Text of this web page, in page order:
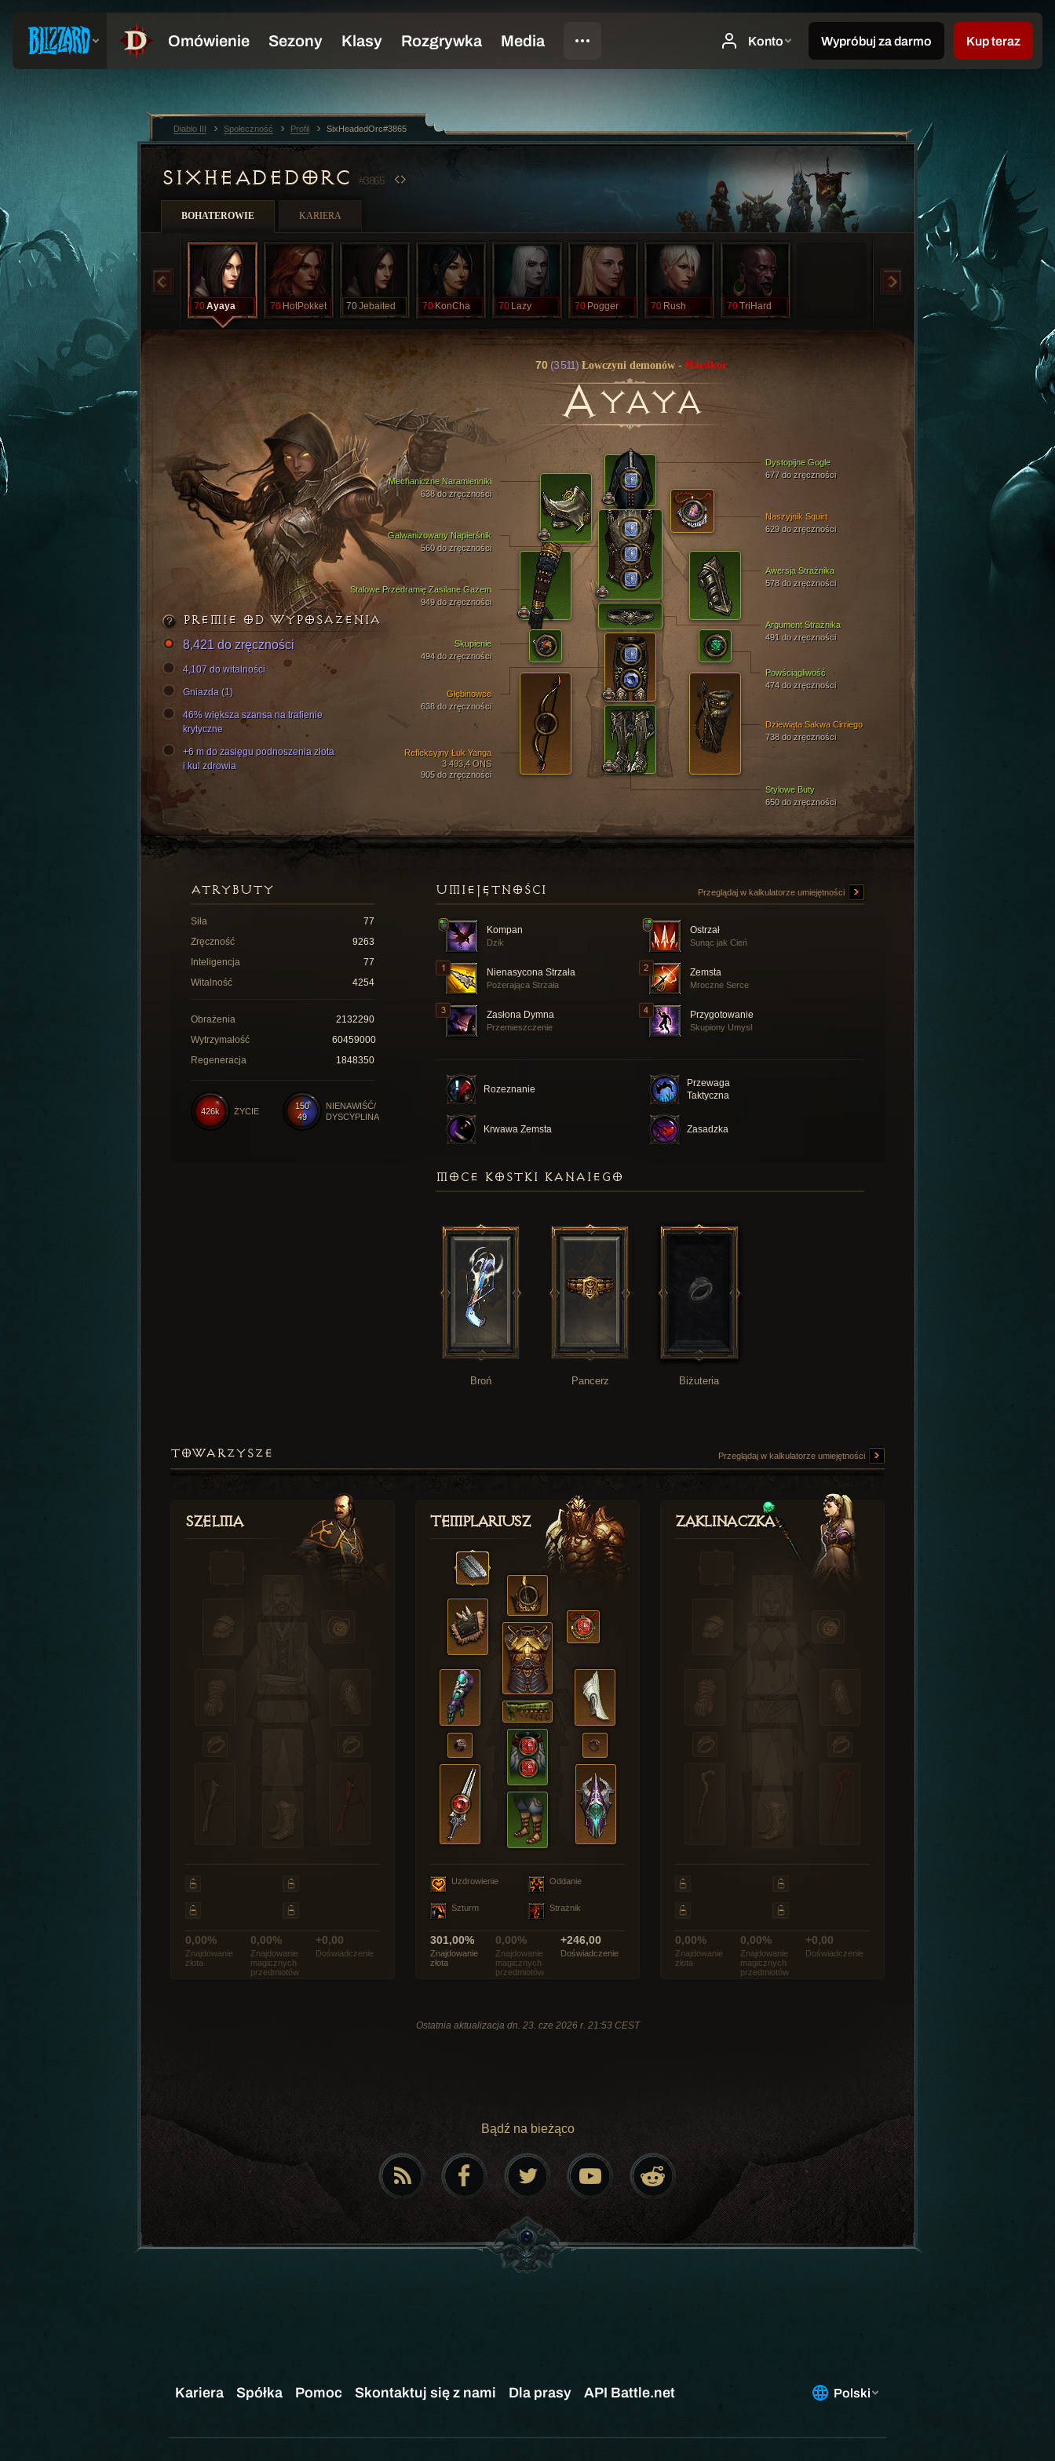
SIXHEADEDORC #3865
BOHATEROWIE KARIERA
70Ayaya 70 HotPokket 70Jebaited 70 KonCha 70 Lazy 70 Pogger 70 Rush 70TriHard
70 (3 511)Łowczyni demonów - Hardkor
AYAYA
Dystopijne Gogle
677 do zręczności
Galwanizowany Napierśnik
560 do zręczności
Stylowe Buty
650 do zręczności
Stalowe Przedramię Zasilane Gazem
949 do zręczności
Mechaniczne Naramienniki
638 do zręczności
Głębinowce
638 do zręczności
Awersja Strażnika
578 do zręczności
Refleksyjny Łuk Yanga
3 493,4 ONS
905 do zręczności
Dziewiąta Sakwa Cirriego
738 do zręczności
Argument Strażnika
491 do zręczności
Powściągliwość
474 do zręczności
Skupienie
494 do zręczności
Naszyjnik Squirt
629 do zręczności
PREMIE OD WYPOSAŻENIA
8,421 do zręczności
4,107 do witalności
Gniazda (1)
46% większa szansa na trafienie
krytyczne
+6 m do zasięgu podnoszenia złota
i kul zdrowia
UMIEJĘTNOŚCI Przeglądaj w kalkulatorze umiejętności
Kompan
Dzik
Ostrzał
Sunąc jak Cień
Nienasycona Strzała
Pożerająca Strzała
Zemsta
Mroczne Serce
Zasłona Dymna
Przemieszczenie
Przygotowanie
Skupiony Umysł
Rozeznanie
Przewaga
Taktyczna
Krwawa Zemsta Zasadzka
ATRYBUTY
Siła
77
Zręczność
9263
Inteligencja
77
Witalność
4254
Obrażenia
2132290
Wytrzymałość
60459000
Regeneracja
1848350
150
49
NIENAWIŚĆ/
DYSCYPLINA
426k ŻYCIE
MOCE KOSTKI KANAIEGO
Broń Pancerz Biżuteria
TOWARZYSZE Przeglądaj w kalkulatorze umiejętności
Szelma
0,00%
Znajdowanie
złota
0,00%
Znajdowanie
magicznych
przedmiotów
+0,00
Doświadczenie
Templariusz
Uzdrowienie Oddanie
Szturm Strażnik
301,00%
Znajdowanie
złota
0,00%
Znajdowanie
magicznych
przedmiotów
+246,00
Doświadczenie
Zaklinaczka
0,00%
Znajdowanie
złota
0,00%
Znajdowanie
magicznych
przedmiotów
+0,00
Doświadczenie
Ostatnia aktualizacja dn. 23. cze 2026 r. 21:53 CEST
Bądź na bieżąco
Diablo III Społeczność Profil SixHeadedOrc#3865